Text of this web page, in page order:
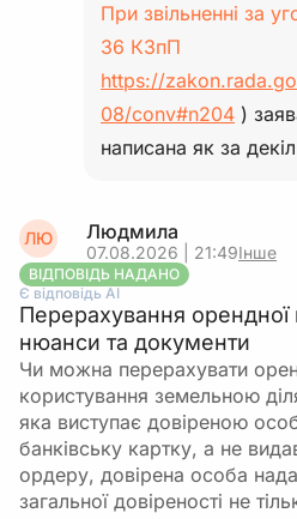
При звільненні за
36 КЗпП
https://
08/conv#n204 )
написана як за
ЛЮ Людмила
07.08.2026 | 21:49Інше
ВІДПОВІДЬ НАДАНО
Є відповідь АІ
Перерахування орендної
нюанси та документи
Чи можна перерахувати
користування земельною
яка виступає довіреною
банківську картку, а не
ордеру, довірена особа
загальної довіреності не